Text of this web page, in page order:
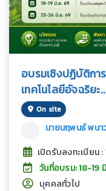
อบรมเชิงปฏิบัติกา
เทคโนโลยีอัจฉริยะ
On site
นายนฤพนธ์ พนา
เปิดรับลงทะเบียน
วันที่อบรม: 18-19
บุคคลทั่วไป